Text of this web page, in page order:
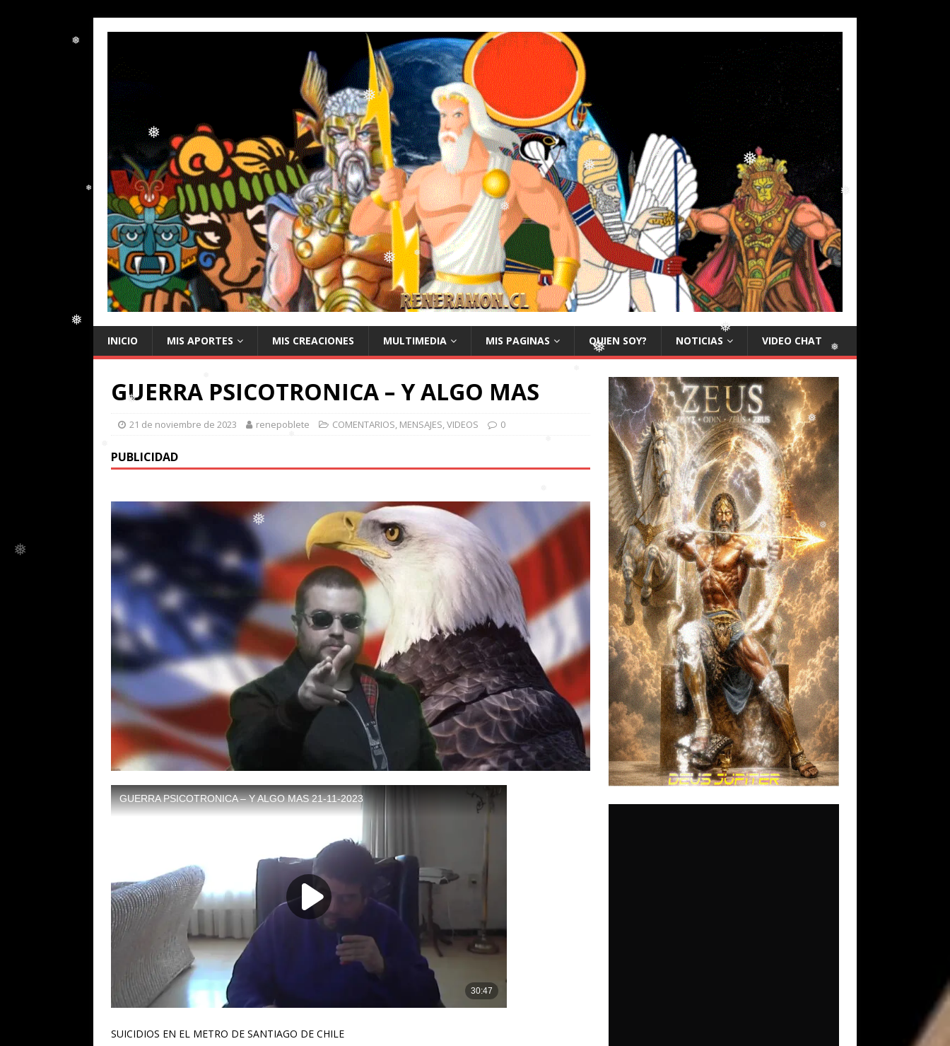
❅
❅ ❅
❅
❅
❅
❅
❅
❅ ❅
❅
❅
❅
❅ ❅
❅
❅
❅ ❅
❅
INICIO MIS APORTES MIS CREACIONES MULTIMEDIA MIS PAGINAS QUIEN SOY? NOTICIAS VIDEO CHAT
GUERRA PSICOTRONICA – Y ALGO MAS
21 de noviembre de 2023 renepoblete COMENTARIOS, MENSAJES,VIDEOS 0
PUBLICIDAD
SUICIDIOS EN EL METRO DE SANTIAGO DE CHILE